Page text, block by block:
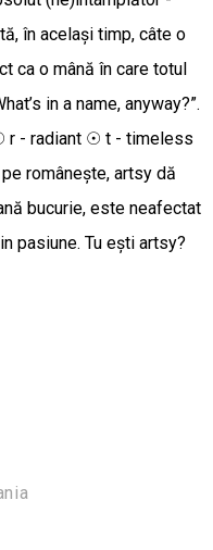
în același timp, câte o
ca o mână în care totul
in a name, anyway?”.
r - radiant ☉ t - timeless
românește, artsy dă
bucurie, este neafectat
pasiune. Tu ești artsy?